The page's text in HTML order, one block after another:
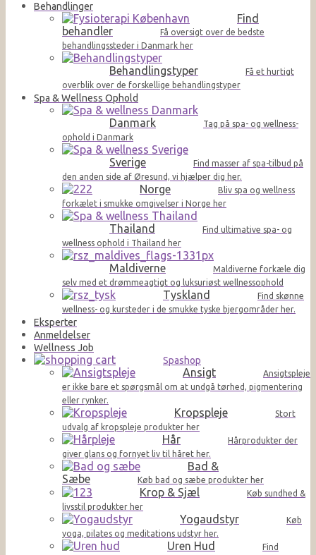
Behandlinger
Find
behandler
Få oversigt over de bedste
behandlingssteder i Danmark her
Behandlingstyper
Få et hurtigt
overblik over de forskellige behandlingstyper
Spa & Wellness Ophold
Danmark
Tag på spa- og wellness-
ophold i Danmark
Sverige
Find masser af spa-tilbud på
den anden side af Øresund, vi hjælper dig her.
Norge
Bliv spa og wellness
forkælet i smukke omgivelser i Norge her
Thailand
Find ultimative spa- og
wellness ophold i Thailand her
Maldiverne
Maldiverne forkæle dig
selv med et drømmeagtigt og luksuriøst wellnessophold
Tyskland
Find skønne
wellness- og kursteder i de smukke tyske bjergområder her.
Eksperter
Anmeldelser
Wellness Job
Spashop
Ansigt
Ansigtspleje
er ikke bare et spørgsmål om at undgå tørhed, pigmentering
eller rynker.
Kropspleje
Stort
udvalg af kropspleje produkter her
Hår
Hårprodukter der
giver glans og fornyet liv til håret her.
Bad &
Sæbe
Køb bad og sæbe produkter her
Krop & Sjæl
Køb sundhed &
livsstil produkter her
Yogaudstyr
Køb
yoga, pilates og meditations udstyr her.
Uren Hud
Find